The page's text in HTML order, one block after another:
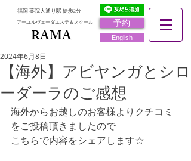
予約
福岡 薬院大通り駅 徒歩2分
アーユルヴェーダエステ＆スクール
RAMA English
【海外】アビヤンガとシロ
ーダーラのご感想
2024年6月8日
海外からお越しのお客様よりクチコミ
をご投稿頂きましたので
こちらで内容をシェアします☆